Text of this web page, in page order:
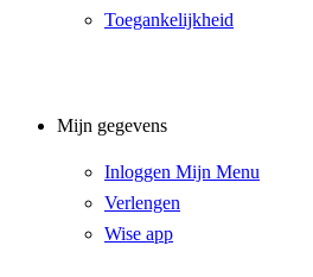
Toegankelijkheid
Mijn gegevens
Inloggen Mijn Menu
Verlengen
Wise app